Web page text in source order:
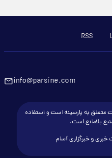
RSS
info@parsine.com
به پارسینه است و استفاده
بلامانع است.
و خبرگزاری آسام